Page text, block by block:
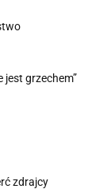
jest grzechem”
zdrajcy